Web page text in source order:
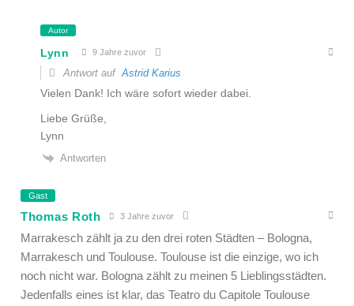
Autor
Lynn 9 Jahre zuvor
Antwort auf Astrid Karius
Vielen Dank! Ich wäre sofort wieder dabei.
Liebe Grüße,
Lynn
Antworten
Gast
Thomas Roth 3 Jahre zuvor
Marrakesch zählt ja zu den drei roten Städten – Bologna,
Marrakesch und Toulouse. Toulouse ist die einzige, wo ich
noch nicht war. Bologna zählt zu meinen 5 Lieblingsstädten.
Jedenfalls eines ist klar, das Teatro du Capitole Toulouse